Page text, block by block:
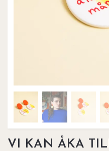
VI KAN ÅKA